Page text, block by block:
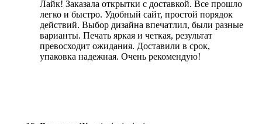
Лайк! Заказала открытки с доставкой. Все прошло
легко и быстро. Удобный сайт, простой порядок
действий. Выбор дизайна впечатлил, были разные
варианты. Печать яркая и четкая, результат
превосходит ожидания. Доставили в срок,
упаковка надежная. Очень рекомендую!